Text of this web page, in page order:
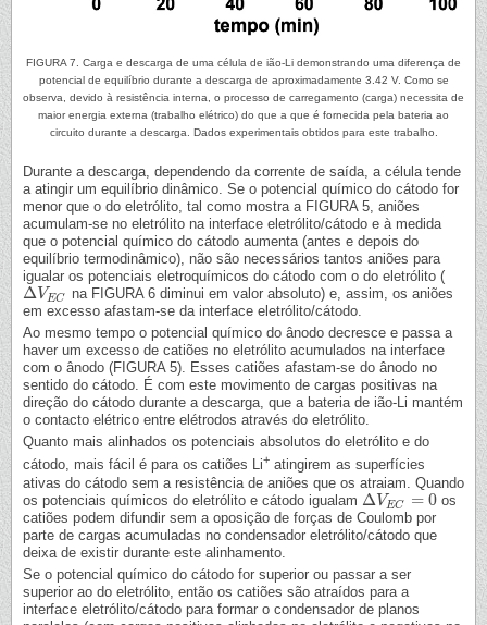
FIGURA 7. Carga e descarga de uma célula de ião-Li demonstrando uma diferença de
potencial de equilíbrio durante a descarga de aproximadamente 3.42 V. Como se
observa, devido à resistência interna, o processo de carregamento (carga) necessita de
maior energia externa (trabalho elétrico) do que a que é fornecida pela bateria ao
circuito durante a descarga. Dados experimentais obtidos para este trabalho.
Durante a descarga, dependendo da corrente de saída, a célula tende
a atingir um equilíbrio dinâmico. Se o potencial químico do cátodo for
menor que o do eletrólito, tal como mostra a FIGURA 5, aniões
acumulam-se no eletrólito na interface eletrólito/cátodo e à medida
que o potencial químico do cátodo aumenta (antes e depois do
equilíbrio termodinâmico), não são necessários tantos aniões para
igualar os potenciais eletroquímicos do cátodo com o do eletrólito (
ΔVEC
ΔVEC
na FIGURA 6 diminui em valor absoluto) e, assim, os aniões
em excesso afastam-se da interface eletrólito/cátodo.
Ao mesmo tempo o potencial químico do ânodo decresce e passa a
haver um excesso de catiões no eletrólito acumulados na interface
com o ânodo (FIGURA 5). Esses catiões afastam-se do ânodo no
sentido do cátodo. É com este movimento de cargas positivas na
direção do cátodo durante a descarga, que a bateria de ião-Li mantém
o contacto elétrico entre elétrodos através do eletrólito.
Quanto mais alinhados os potenciais absolutos do eletrólito e do
cátodo, mais fácil é para os catiões Li+ atingirem as superfícies
ativas do cátodo sem a resistência de aniões que os atraiam. Quando
os potenciais químicos do eletrólito e cátodo igualam ΔVEC = 0
ΔVEC= 0
os
catiões podem difundir sem a oposição de forças de Coulomb por
parte de cargas acumuladas no condensador eletrólito/cátodo que
deixa de existir durante este alinhamento.
Se o potencial químico do cátodo for superior ou passar a ser
superior ao do eletrólito, então os catiões são atraídos para a
interface eletrólito/cátodo para formar o condensador de planos